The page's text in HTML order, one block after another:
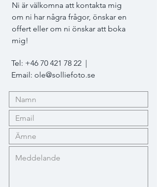
Ni är välkomna att kontakta mig
om ni har några frågor, önskar en
offert eller om ni önskar att boka
mig!
Tel: +46 70 421 78 22 |
Email: ole@solliefoto.se